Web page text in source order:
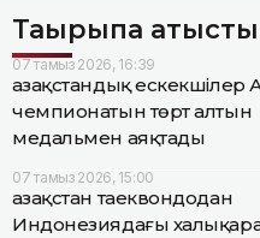
Тақырыпқа қатысты
07 тамыз 2026, 16:39
Қазақстандық ескекшілер
чемпионатын төрт алтын
медальмен аяқтады
07 тамыз 2026, 15:00
Қазақстан таеквондодан
Индонезиядағы